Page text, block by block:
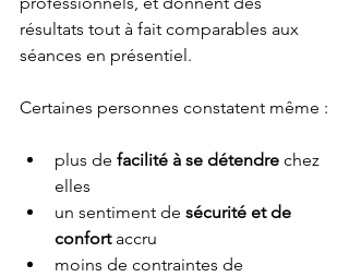
résultats tout à fait comparables aux
séances en présentiel.
Certaines personnes constatent même :
plus de facilité à se détendre chez
elles
un sentiment de sécurité et de
confort accru
moins de contraintes de